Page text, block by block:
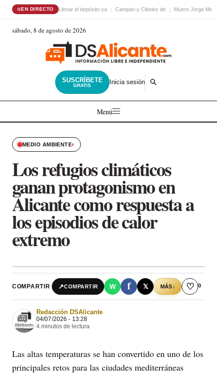
EN DIRECTO Llenar el depósito ya Campari y Cibeles de Muere Jorge
sábado, 8 de agosto de 2026
SUSCRÍBETE
GRATIS Inicia sesión
Menú
MEDIO AMBIENTE›
Los refugios climáticos
ganan protagonismo en
Alicante como respuesta a
los episodios de calor
extremo
COMPARTIR ↗COMPARTIR W f 𝕏 MÁS↓ ♡ 0
Redacción DSAlicante
04/07/2026 - 13:28
4 minutos de lectura
Las altas temperaturas se han convertido en uno de los
principales retos para las ciudades mediterráneas